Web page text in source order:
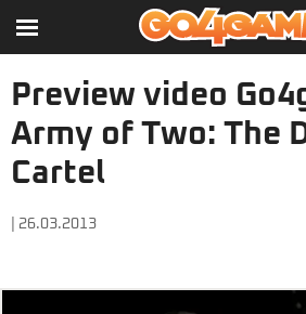
Preview video
Army of Two: The
Cartel
| 26.03.2013